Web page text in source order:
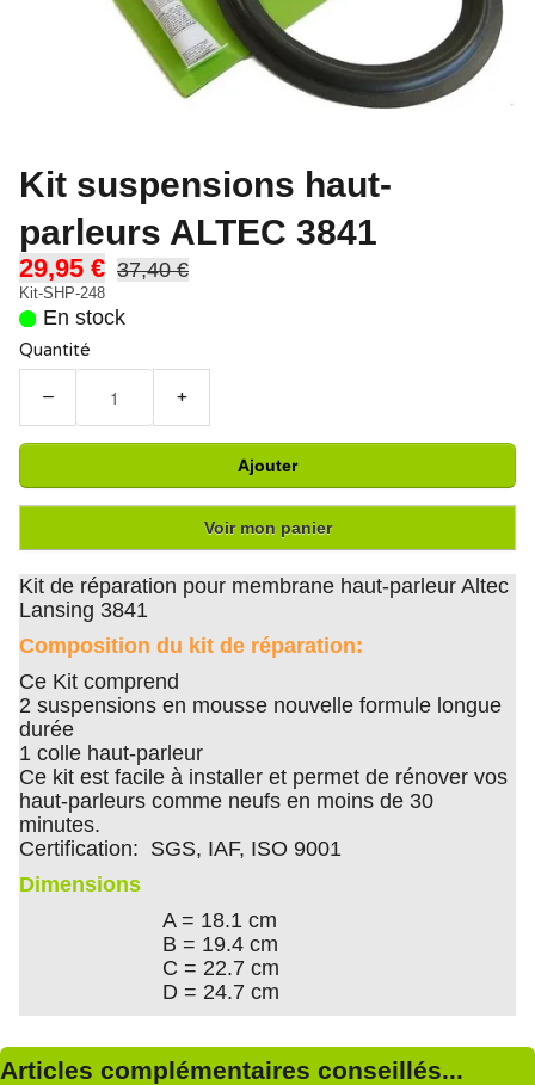
Kit suspensions haut-
parleurs ALTEC 3841
29,95 € 37,40 €
Kit-SHP-248
En stock
Quantité
− +
Ajouter
Voir mon panier
Kit de réparation pour membrane haut-parleur Altec
Lansing 3841
Composition du kit de réparation:
Ce Kit comprend
2 suspensions en mousse nouvelle formule longue
durée
1 colle haut-parleur
Ce kit est facile à installer et permet de rénover vos
haut-parleurs comme neufs en moins de 30
minutes.
Certification: SGS, IAF, ISO 9001
Dimensions
A = 18.1 cm
B = 19.4 cm
C = 22.7 cm
D = 24.7 cm
Articles complémentaires conseillés...